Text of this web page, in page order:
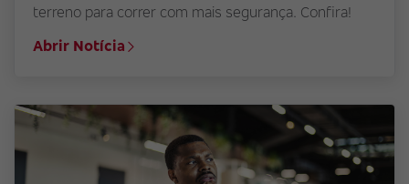
terreno para correr com mais segurança. Confira!
Abrir Notícia